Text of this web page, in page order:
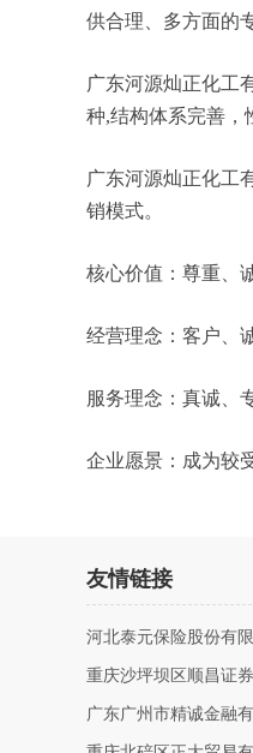
供合理、多方面的
广东河源灿正化工
种,结构体系完善，
广东河源灿正化工
销模式。
核心价值：尊重、
经营理念：客户、
服务理念：真诚、
企业愿景：成为较
友情链接
河北泰元保险股份有
重庆沙坪坝区顺昌证
广东广州市精诚金融